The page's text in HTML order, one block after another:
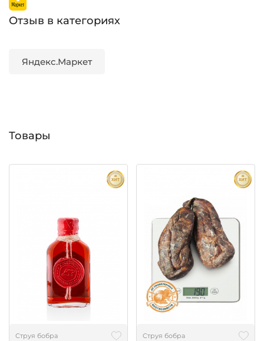
Отзыв в категориях
Яндекс.Маркет
Товары
Струя бобра Струя бобра